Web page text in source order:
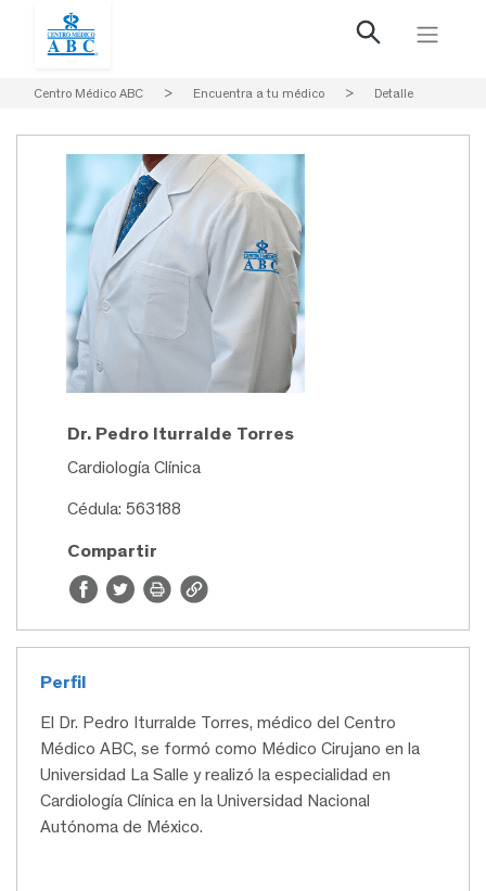
Centro Médico ABC > Encuentra a tu médico > Detalle
Dr. Pedro Iturralde Torres
Cardiología Clínica
Cédula: 563188
Compartir
Perfil
El Dr. Pedro Iturralde Torres, médico del Centro
Médico ABC, se formó como Médico Cirujano en la
Universidad La Salle y realizó la especialidad en
Cardiología Clínica en la Universidad Nacional
Autónoma de México.